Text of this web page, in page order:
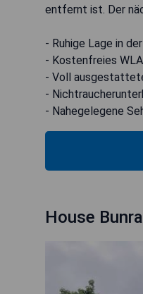
entfernt ist. Der
- Ruhige Lage in
- Kostenfreies
- Voll
-
- Nahegelegene
House